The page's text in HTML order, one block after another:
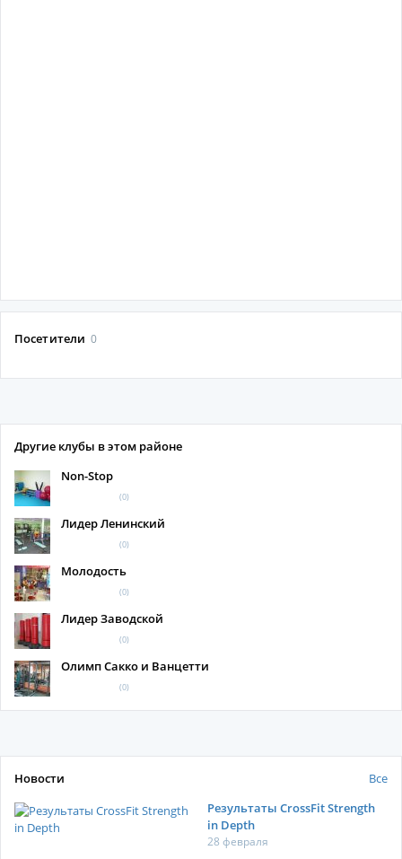
Посетители 0
Другие клубы в этом районе
Non-Stop
(0)
Лидер Ленинский
(0)
Молодость
(0)
Лидер Заводской
(0)
Олимп Сакко и Ванцетти
(0)
Новости
Все
Результаты CrossFit Strength
in Depth
28 февраля